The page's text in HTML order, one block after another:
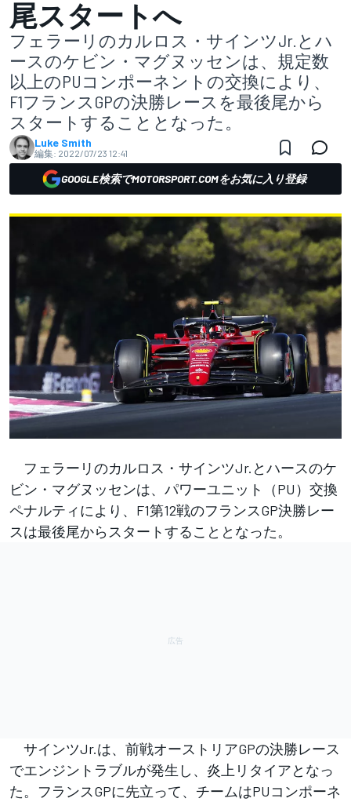
尾スタートへ
フェラーリのカルロス・サインツJr.とハ
ースのケビン・マグヌッセンは、規定数
以上のPUコンポーネントの交換により、
F1フランスGPの決勝レースを最後尾から
スタートすることとなった。
Luke Smith
編集: 2022/07/23 12:41
GOOGLE検索でMOTORSPORT.COMをお気に入り登録
フェラーリのカルロス・サインツJr.とハースのケ
ビン・マグヌッセンは、パワーユニット（PU）交換
ペナルティにより、F1第12戦のフランスGP決勝レー
スは最後尾からスタートすることとなった。
サインツJr.は、前戦オーストリアGPの決勝レース
でエンジントラブルが発生し、炎上リタイアとなっ
た。フランスGPに先立って、チームはPUコンポーネ